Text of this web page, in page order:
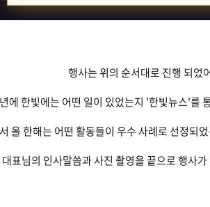
행사는 위의 순서대로 진행 되었
에 한빛에는 어떤 일이 있었는지 '한빛뉴스'를
올 한해는 어떤 활동들이 우수 사례로 선정되
대표님의 인사말씀과 사진 촬영을 끝으로 행사